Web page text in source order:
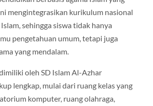
mengintegrasikan kurikulum nasional
sehingga siswa tidak hanya
pengetahuan umum, tetapi juga
yang mendalam.
oleh SD Islam Al-Azhar
lengkap, mulai dari ruang kelas yang
komputer, ruang olahraga,